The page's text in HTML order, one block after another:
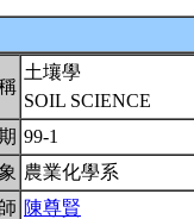
土壤學
SOIL SCIENCE
99-1
農業化學系
陳尊賢